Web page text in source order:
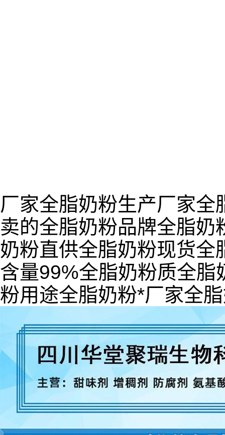
厂家全脂奶粉生产厂家
卖的全脂奶粉品牌全脂
奶粉直供全脂奶粉现货全
含量99%全脂奶粉质全
粉用途全脂奶粉*厂家全